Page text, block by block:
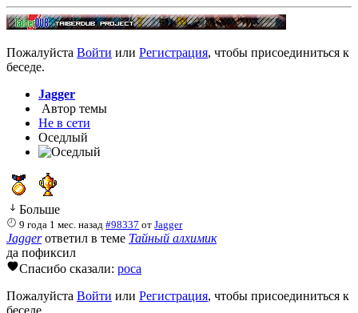
Пожалуйста Войти или Регистрация, чтобы присоединиться к
беседе.
Jagger
Автор темы
Не в сети
Оседлый
Больше
9 года 1 мес. назад #98337 отJagger
Jaggerответил в теме Тайный алхимик
да пофиксил
Спасибо сказали: poca
Пожалуйста Войти или Регистрация, чтобы присоединиться к
беседе.